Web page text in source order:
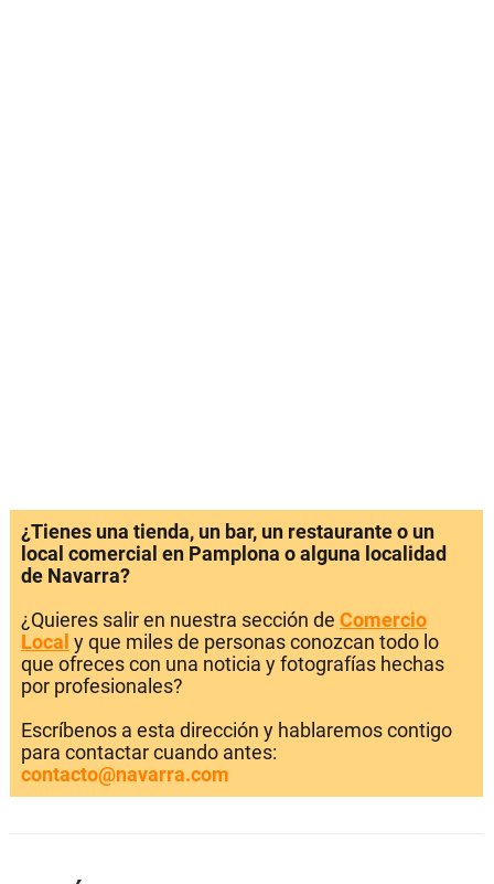
¿Tienes una tienda, un bar, un restaurante o un
local comercial en Pamplona o alguna localidad
de Navarra?
¿Quieres salir en nuestra sección de Comercio
Local y que miles de personas conozcan todo lo
que ofreces con una noticia y fotografías hechas
por profesionales?
Escríbenos a esta dirección y hablaremos contigo
para contactar cuando antes:
contacto@navarra.com